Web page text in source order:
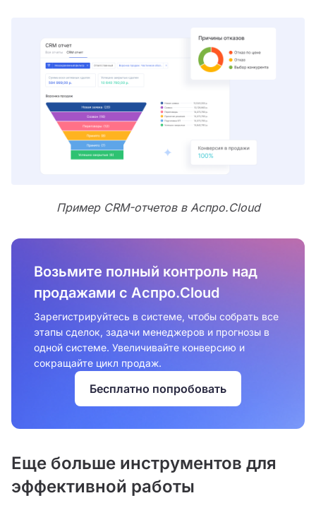
Пример CRM-отчетов в Аспро.Cloud
Возьмите полный контроль над
продажами с Аспро.Cloud
Зарегистрируйтесь в системе, чтобы собрать все
этапы сделок, задачи менеджеров и прогнозы в
одной системе. Увеличивайте конверсию и
сокращайте цикл продаж.
Бесплатно попробовать
Еще больше инструментов для
эффективной работы